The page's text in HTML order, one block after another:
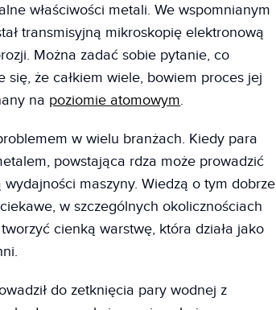
właściwości metali. We wspomnianym
transmisyjną mikroskopię elektronową
Można zadać sobie pytanie, co
że całkiem wiele, bowiem proces jej
na poziomie atomowym.
w wielu branżach. Kiedy para
powstająca rdza może prowadzić
maszyny. Wiedzą o tym dobrze
w szczególnych okolicznościach
cienką warstwę, która działa jako
do zetknięcia pary wodnej z